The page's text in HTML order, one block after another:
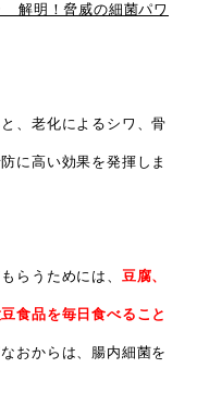
解明！脅威の細菌パワ
、老化によるシワ、骨
に高い効果を発揮しま
らうためには、 豆腐、
食品を毎日食べること
おからは、腸内細菌を